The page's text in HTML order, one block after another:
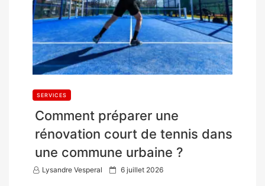
SERVICES
Comment préparer une
rénovation court de tennis dans
une commune urbaine ?
Lysandre Vesperal
P 6 juillet 2026